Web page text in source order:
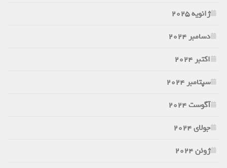
ژانویه 2025
دسامبر 2024
اکتبر 2024
سپتامبر 2024
آگوست 2024
جولای 2024
ژوئن 2024